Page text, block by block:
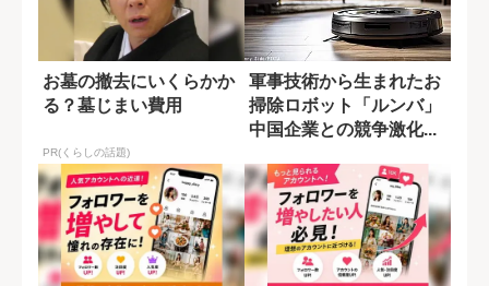
お墓の撤去にいくらかか
る？墓じまい費用
PR(くらしの話題)
軍事技術から生まれたお
掃除ロボット「ルンバ」
中国企業との競争激化...